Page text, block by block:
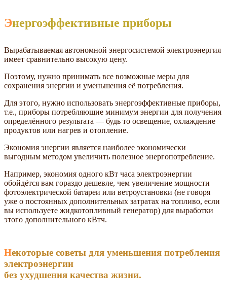
Энергоэффективные приборы
Вырабатываемая автономной энергосистемой электроэнергия
имеет сравнительно высокую цену.
Поэтому, нужно принимать все возможные меры для
сохранения энергии и уменьшения её потребления.
Для этого, нужно использовать энергоэффективные приборы,
т.е., приборы потребляющие минимум энергии для получения
определённого результата — будь то освещение, охлаждение
продуктов или нагрев и отопление.
Экономия энергии является наиболее экономически
выгодным методом увеличить полезное энергопотребление.
Например, экономия одного кВт часа электроэнергии
обойдётся вам гораздо дешевле, чем увеличение мощности
фотоэлектрической батареи или ветроустановки (не говоря
уже о постоянных дополнительных затратах на топливо, если
вы используете жидкотопливный генератор) для выработки
этого дополнительного кВтч.
Некоторые советы для уменьшения потребления
электроэнергии
без ухудшения качества жизни.